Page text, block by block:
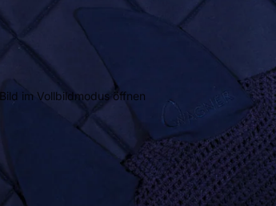
Bild im Vollbildmodus öffnen